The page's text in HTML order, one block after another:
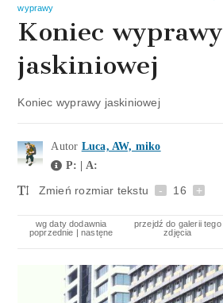
wyprawy
Koniec wyprawy
jaskiniowej
Koniec wyprawy jaskiniowej
Autor Luca, AW, miko
P: | A:
Zmień rozmiar tekstu - 16 +
wg daty dodawnia
poprzednie |nastęne
przejdź do galerii tego
zdjęcia